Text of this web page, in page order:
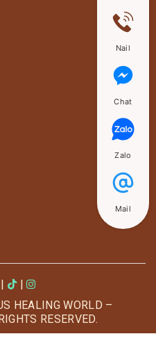
|
|
HEALING WORLD –
RESERVED.
Nail
Chat
Zalo
Mail